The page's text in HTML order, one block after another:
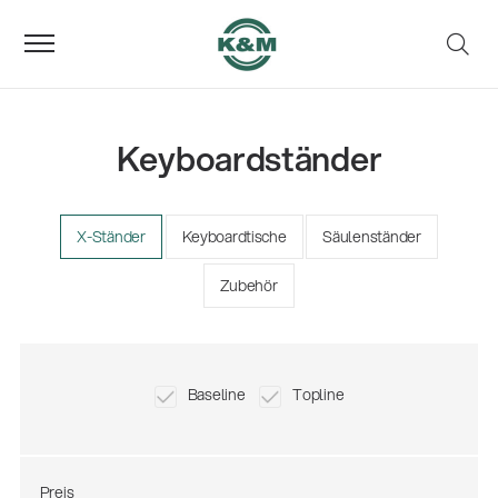
Keyboardständer
X-Ständer Keyboardtische Säulenständer
Zubehör
Baseline Topline
Preis